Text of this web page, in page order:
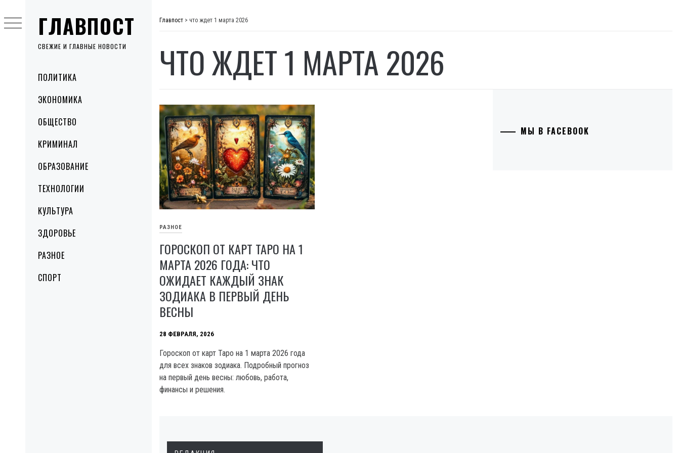
ГЛАВПОСТ
СВЕЖИЕ И ГЛАВНЫЕ НОВОСТИ
MenuПОЛИТИКА
ЭКОНОМИКА
ОБЩЕСТВО
КРИМИНАЛ
ОБРАЗОВАНИЕ
ТЕХНОЛОГИИ
КУЛЬТУРА
ЗДОРОВЬЕ
РАЗНОЕ
СПОРТ
to
content
Главпост > что ждет 1 марта 2026
ЧТО ЖДЕТ 1 МАРТА 2026
РАЗНОЕ
ГОРОСКОП ОТ КАРТ ТАРО НА 1
МАРТА 2026 ГОДА: ЧТО
ОЖИДАЕТ КАЖДЫЙ ЗНАК
ЗОДИАКА В ПЕРВЫЙ ДЕНЬ
ВЕСНЫ
28 ФЕВРАЛЯ, 2026
Гороскоп от карт Таро на 1 марта 2026 года
для всех знаков зодиака. Подробный прогноз
на первый день весны: любовь, работа,
финансы и решения.
МЫ В FACEBOOK